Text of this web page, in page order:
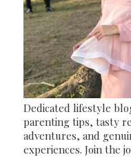
Dedicated lifestyle
parenting tips, tasty
adventures, and
experiences. Join the